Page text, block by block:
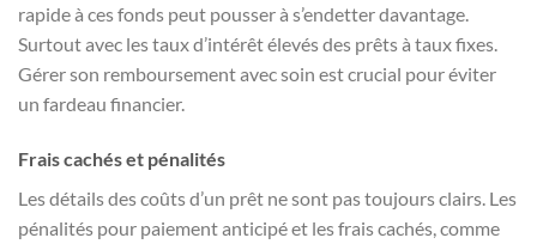
rapide à ces fonds peut pousser à s’endetter davantage.
Surtout avec les taux d’intérêt élevés des prêts à taux fixes.
Gérer son remboursement avec soin est crucial pour éviter
un fardeau financier.
Frais cachés et pénalités
Les détails des coûts d’un prêt ne sont pas toujours clairs. Les
pénalités pour paiement anticipé et les frais cachés, comme